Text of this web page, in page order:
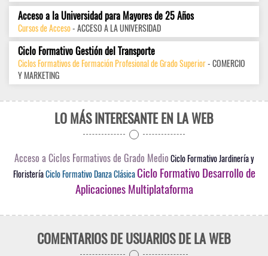
Acceso a la Universidad para Mayores de 25 Años
Cursos de Acceso- ACCESO A LA UNIVERSIDAD
Ciclo Formativo Gestión del Transporte
Ciclos Formativos de Formación Profesional de Grado Superior- COMERCIO
Y MARKETING
LO MÁS INTERESANTE EN LA WEB
Acceso a Ciclos Formativos de Grado MedioCiclo Formativo Jardinería y
FloristeríaCiclo Formativo Danza Clásica Ciclo Formativo Desarrollo de
Aplicaciones Multiplataforma
COMENTARIOS DE USUARIOS DE LA WEB